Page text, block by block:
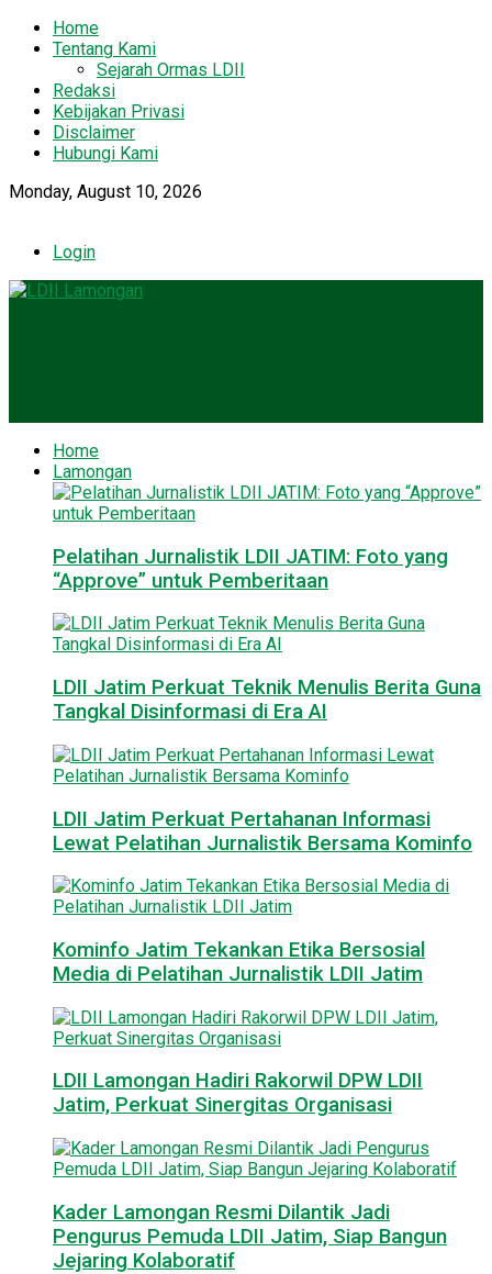
Home
Tentang Kami
Sejarah Ormas LDII
Redaksi
Kebijakan Privasi
Disclaimer
Hubungi Kami
Monday, August 10, 2026
Login
Home
Lamongan
Pelatihan Jurnalistik LDII JATIM: Foto yang
“Approve” untuk Pemberitaan
LDII Jatim Perkuat Teknik Menulis Berita Guna
Tangkal Disinformasi di Era AI
LDII Jatim Perkuat Pertahanan Informasi
Lewat Pelatihan Jurnalistik Bersama Kominfo
Kominfo Jatim Tekankan Etika Bersosial
Media di Pelatihan Jurnalistik LDII Jatim
LDII Lamongan Hadiri Rakorwil DPW LDII
Jatim, Perkuat Sinergitas Organisasi
Kader Lamongan Resmi Dilantik Jadi
Pengurus Pemuda LDII Jatim, Siap Bangun
Jejaring Kolaboratif